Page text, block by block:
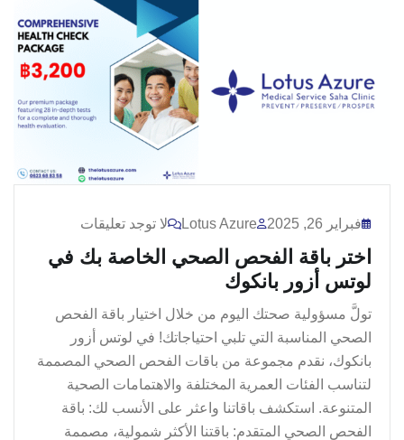
فبراير 26, 2025 Lotus Azure لا توجد تعليقات
اختر باقة الفحص الصحي الخاصة بك في
لوتس أزور بانكوك
تولَّ مسؤولية صحتك اليوم من خلال اختيار باقة الفحص
الصحي المناسبة التي تلبي احتياجاتك! في لوتس أزور
بانكوك، نقدم مجموعة من باقات الفحص الصحي المصممة
لتناسب الفئات العمرية المختلفة والاهتمامات الصحية
المتنوعة. استكشف باقاتنا واعثر على الأنسب لك: باقة
الفحص الصحي المتقدم: باقتنا الأكثر شمولية، مصممة